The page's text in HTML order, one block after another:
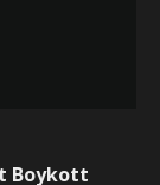
Boykott